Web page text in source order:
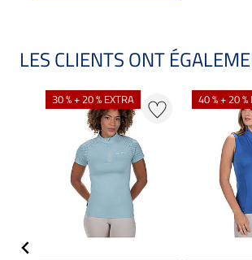
LES CLIENTS ONT
30 % + 20 % EXTRA 40 % + 20 %